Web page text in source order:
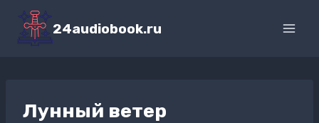
Перейти
содержимому
24audiobook.ru
Лунный ветер